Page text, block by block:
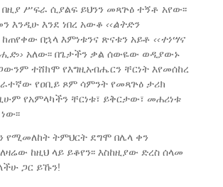
ሥፍራ ሲያልፍ ይህንን መጻጕዕ ተኝቶ አየው፡፡
እንዲሁ እንደ ነበረ አውቆ ‹‹ልትድን
በኋላ እምነቱንና ጽናቱን አይቶ ‹‹ተነሣና
አለው፡፡ በጌታችን ቃል ሰውዬው ወዲያውኑ
ተሸክሞ የእግዚአብሔርን ቸርነት እየመሰከረ
የዐቢይ ጾም ሳምንት የመጻጕዕ ታሪክ
የአምላካችን ቸርነቱ፣ ይቅርታው፣ መሐሪነቱ
የሚመለከት ትምህርት ደግሞ በሌላ ቀን
ለዛሬው ከዚህ ላይ ይቆየን፡፡ እስከዚያው ድረስ ሰላመ
ጋር ይኹን!